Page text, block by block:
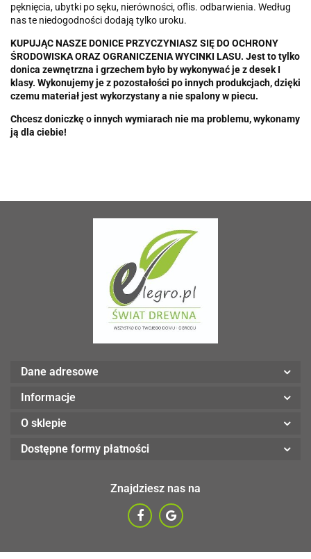
pęknięcia, ubytki po sęku, nierówności, oflis. odbarwienia. Według
nas te niedogodności dodają tylko uroku.
KUPUJĄC NASZE DONICE PRZYCZYNIASZ SIĘ DO OCHRONY
ŚRODOWISKA ORAZ OGRANICZENIA WYCINKI LASU. Jest to tylko
donica zewnętrzna i grzechem było by wykonywać je z desek I
klasy. Wykonujemy je z pozostałości po innych produkcjach, dzięki
czemu materiał jest wykorzystany a nie spalony w piecu.
Chcesz doniczkę o innych wymiarach nie ma problemu, wykonamy
ją dla ciebie!
Dane adresowe
Informacje
O sklepie
Dostępne formy płatności
Znajdziesz nas na